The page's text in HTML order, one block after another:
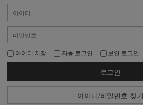
아이디 저장 자동 로그인 보안 로그인
로그인
아이디/비밀번호 찾기